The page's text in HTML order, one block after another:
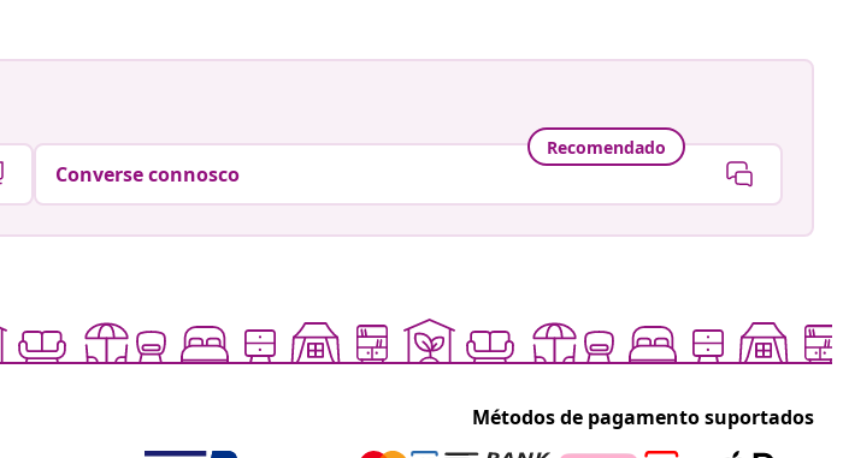
Recomendado
Converse connosco
Métodos de pagamento suportados